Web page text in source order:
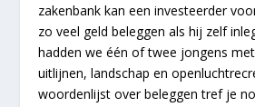
zakenbank kan een investeerder
zo veel geld beleggen als hij zelf
hadden we één of twee jongens
uitlijnen, landschap en
woordenlijst over beleggen tref je